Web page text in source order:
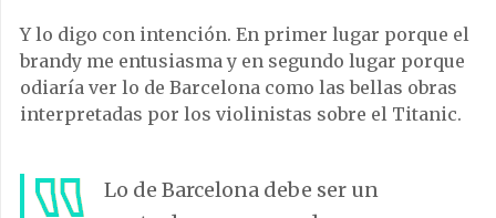
Y lo digo con intención. En primer lugar porque el
brandy me entusiasma y en segundo lugar porque
odiaría ver lo de Barcelona como las bellas obras
interpretadas por los violinistas sobre el Titanic.
Lo de Barcelona debe ser un